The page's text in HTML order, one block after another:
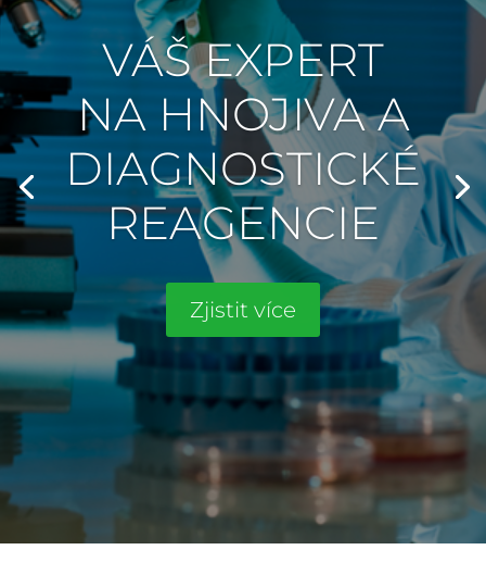
VÁŠ EXPERT
NA HNOJIVA A
DIAGNOSTICKÉ
REAGENCIE
Zjistit více